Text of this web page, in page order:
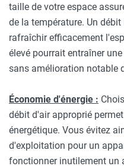
taille de votre espace
de la température. Un
rafraîchir efficacement
élevé pourrait entraîner
sans amélioration notable
Économie d'énergie :
débit d'air approprié
énergétique. Vous évitez
d'exploitation pour un
fonctionner inutilement un